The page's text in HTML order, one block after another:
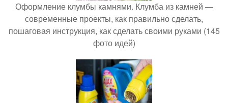
Оформление клумбы камнями. Клумба из камней —
современные проекты, как правильно сделать,
пошаговая инструкция, как сделать своими руками (145
фото идей)